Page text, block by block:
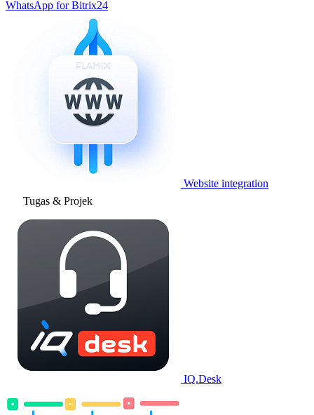
WhatsApp for Bitrix24
Website integration
Tugas & Projek
IQ.Desk